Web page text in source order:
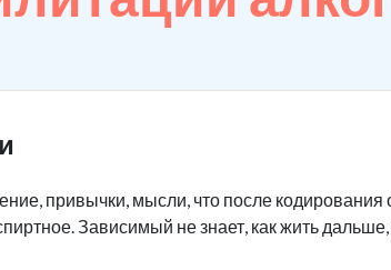
привычки, мысли, что после
Зависимый не знает, как жить